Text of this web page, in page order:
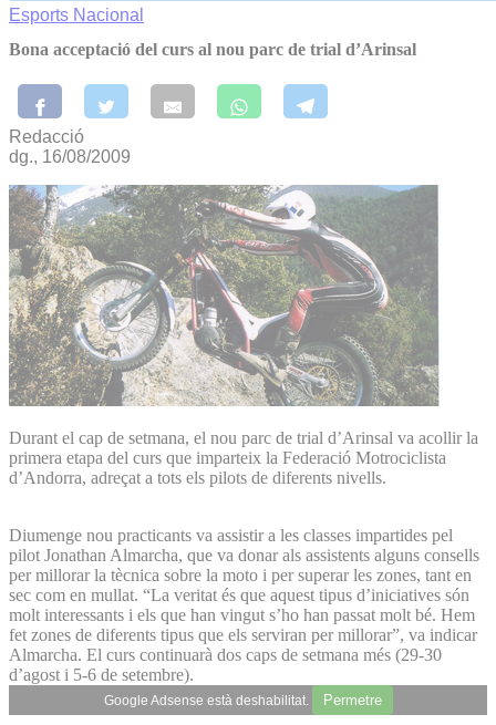
Esports Nacional
Bona acceptació del curs al nou parc de trial d’Arinsal
Redacció
dg., 16/08/2009
Durant el cap de setmana, el nou parc de trial d’Arinsal va acollir la
primera etapa del curs que imparteix la Federació Motrociclista
d’Andorra, adreçat a tots els pilots de diferents nivells.
Diumenge nou practicants va assistir a les classes impartides pel
pilot Jonathan Almarcha, que va donar als assistents alguns consells
per millorar la tècnica sobre la moto i per superar les zones, tant en
sec com en mullat. “La veritat és que aquest tipus d’iniciatives són
molt interessants i els que han vingut s’ho han passat molt bé. Hem
fet zones de diferents tipus que els serviran per millorar”, va indicar
Almarcha. El curs continuarà dos caps de setmana més (29-30
d’agost i 5-6 de setembre).
Google Adsense està deshabilitat. Permetre